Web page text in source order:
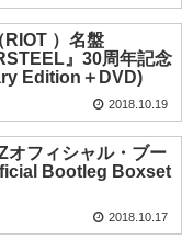
RIOT ）名盤
』30周年記念
Edition＋DVD)
2018.10.19
オフィシャル・ブー
Bootleg Boxset
2018.10.17